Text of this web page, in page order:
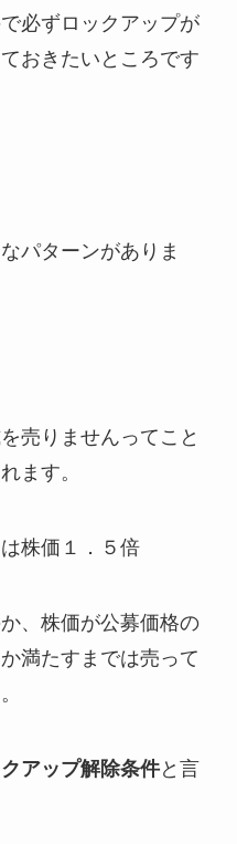
必ずロックアップが
おきたいところです
パターンがありま
売りませんってこと
ます。
株価１．５倍
、株価が公募価格の
満たすまでは売って
アップ解除条件と言